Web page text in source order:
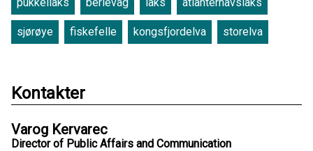
sjørøye fiskefelle kongsfjordelva storelva
Kontakter
Varog Kervarec
Director of Public Affairs and Communication